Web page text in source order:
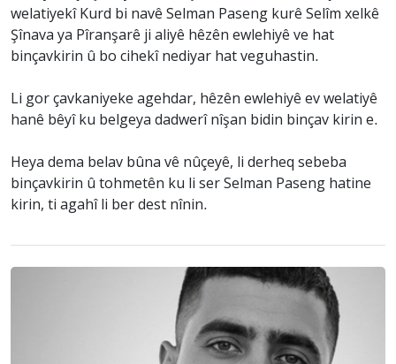
welatiyekî Kurd bi navê Selman Paseng kurê Selîm xelkê
Şînava ya Pîranşarê ji aliyê hêzên ewlehiyê ve hat
binçavkirin û bo cihekî nediyar hat veguhastin.
Li gor çavkaniyeke agehdar, hêzên ewlehiyê ev welatiyê
hanê bêyî ku belgeya dadwerî nîşan bidin binçav kirin e.
Heya dema belav bûna vê nûçeyê, li derheq sebeba
binçavkirin û tohmetên ku li ser Selman Paseng hatine
kirin, ti agahî li ber dest nînin.